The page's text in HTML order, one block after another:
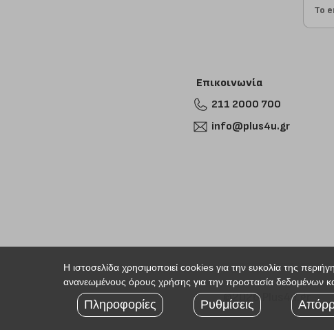
Επικοινωνία
211 2000 700
info@plus4u.gr
©2026 Plus4u.gr
Η ιστοσελίδα χρησιμοποιεί cookies για την ευκολία της
ανανεωμένους όρους χρήσης για την προστασία δεδομένων
Πληροφορίες Ρυθμίσεις